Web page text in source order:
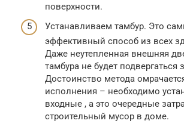
поверхности.
Устанавливаем тамбур. Это
эффективный способ из всех
Даже неутепленная внешняя
тамбура не будет подвергаться
Достоинство метода
исполнения – необходимо
входные , а это очередные
строительный мусор в доме.